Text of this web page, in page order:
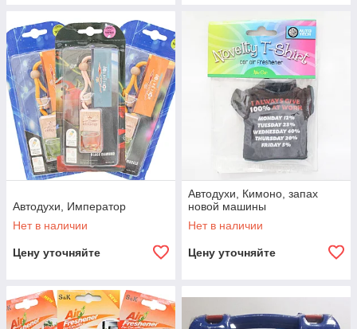
Автодухи, Император
Нет в наличии
Цену уточняйте
Автодухи, Кимоно, запах
новой машины
Нет в наличии
Цену уточняйте